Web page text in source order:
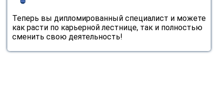
Теперь вы дипломированный специалист и можете
как расти по карьерной лестнице, так и полностью
сменить свою деятельность!